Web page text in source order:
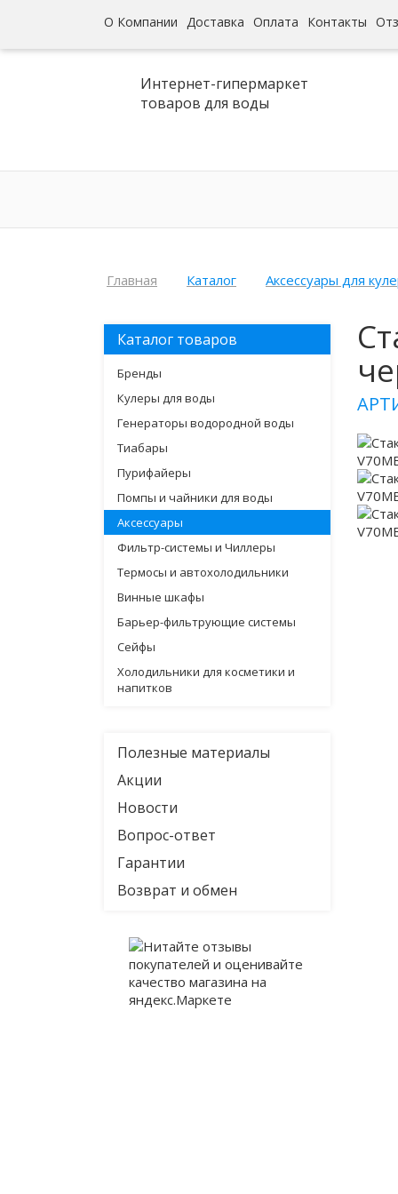
О Компании Доставка Оплата Контакты
Интернет-гипермаркет
товаров для воды
Главная Каталог Аксессуары для
Каталог товаров
Бренды
Кулеры для воды
Генераторы водородной воды
Тиабары
Пурифайеры
Помпы и чайники для воды
Аксессуары
Фильтр-системы и Чиллеры
Термосы и автохолодильники
Винные шкафы
Барьер-фильтрующие системы
Сейфы
Холодильники для косметики и
напитков
Полезные материалы
Акции
Новости
Вопрос-ответ
Гарантии
Возврат и обмен